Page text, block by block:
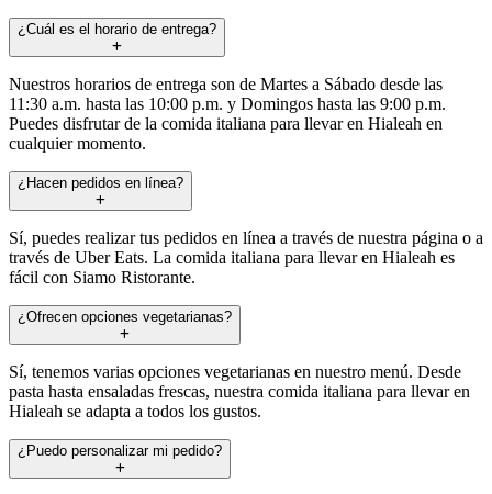
¿Cuál es el horario de entrega?
Nuestros horarios de entrega son de Martes a Sábado desde las
11:30 a.m. hasta las 10:00 p.m. y Domingos hasta las 9:00 p.m.
Puedes disfrutar de la comida italiana para llevar en Hialeah en
cualquier momento.
¿Hacen pedidos en línea?
Sí, puedes realizar tus pedidos en línea a través de nuestra página o a
través de Uber Eats. La comida italiana para llevar en Hialeah es
fácil con Siamo Ristorante.
¿Ofrecen opciones vegetarianas?
Sí, tenemos varias opciones vegetarianas en nuestro menú. Desde
pasta hasta ensaladas frescas, nuestra comida italiana para llevar en
Hialeah se adapta a todos los gustos.
¿Puedo personalizar mi pedido?